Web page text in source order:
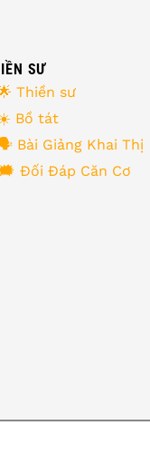
SƯ
Thiền sư
Bồ tát
Bài Giảng Khai Thị
Đối Đáp Căn Cơ